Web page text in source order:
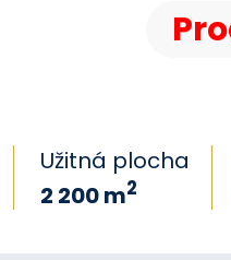
Užitná plocha
2 200 m2